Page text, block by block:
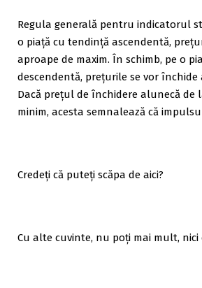
Regula generală pentru indicatorul
o piață cu tendință ascendentă,
aproape de maxim. În schimb, pe o
descendentă, prețurile se vor închide
Dacă prețul de închidere alunecă de
minim, acesta semnalează că
Credeți că puteți scăpa de aici?
Cu alte cuvinte, nu poți mai mult, nici